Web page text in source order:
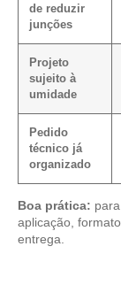
de reduzir
junções
Projeto
sujeito à
umidade
Pedido
técnico já
organizado
Boa prática:
aplicação,
entrega.